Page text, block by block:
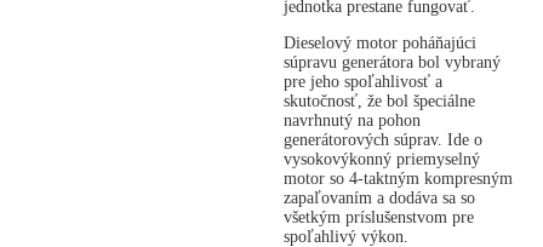
jednotka prestane fungovať.
Dieselový motor poháňajúci
súpravu generátora bol vybraný
pre jeho spoľahlivosť a
skutočnosť, že bol špeciálne
navrhnutý na pohon
generátorových súprav. Ide o
vysokovýkonný priemyselný
motor so 4-taktným kompresným
zapaľovaním a dodáva sa so
všetkým príslušenstvom pre
spoľahlivý výkon.